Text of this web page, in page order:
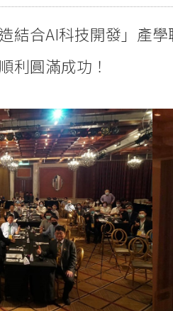
結合AI科技開發」產
利圓滿成功！